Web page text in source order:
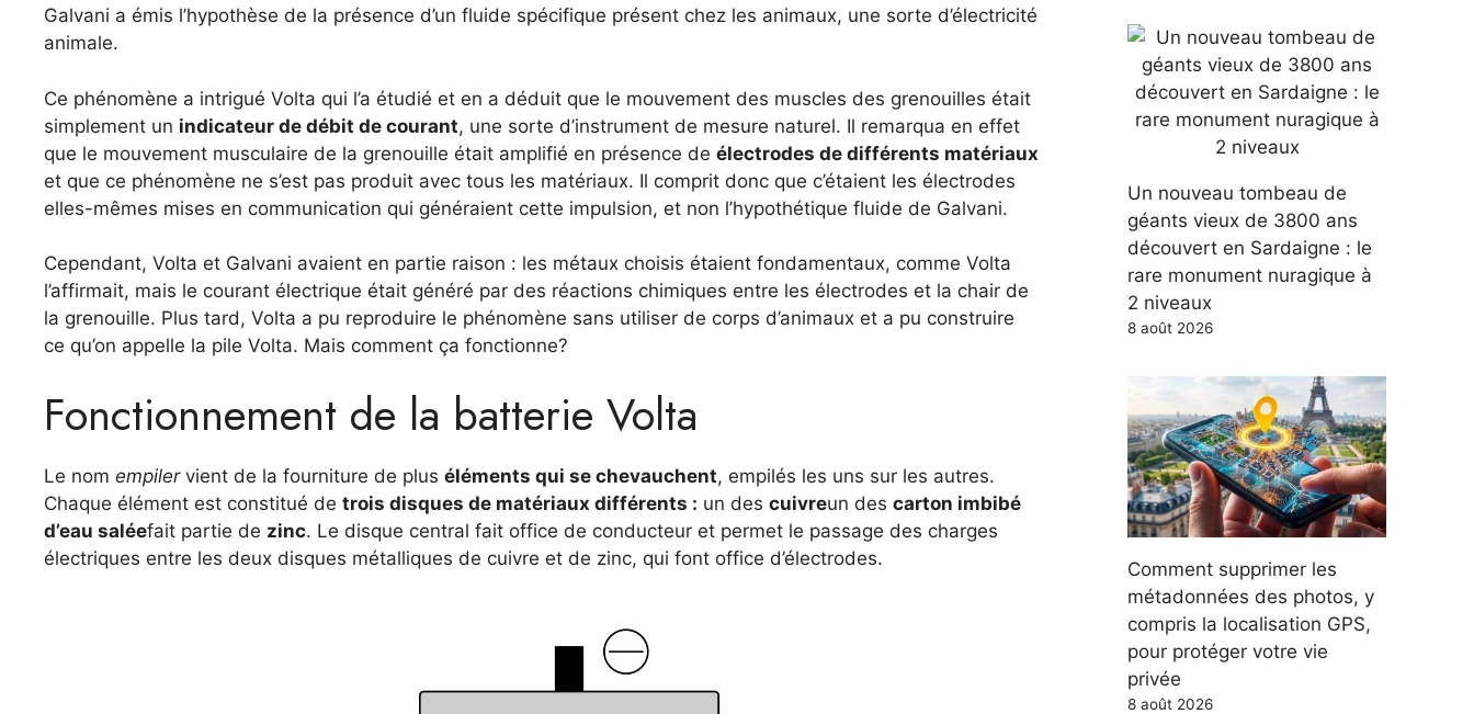
Galvani a émis l’hypothèse de la présence d’un fluide spécifique présent chez les animaux, une sorte d’électricité
animale.
Ce phénomène a intrigué Volta qui l’a étudié et en a déduit que le mouvement des muscles des grenouilles était
simplement un indicateur de débit de courant, une sorte d’instrument de mesure naturel. Il remarqua en effet
que le mouvement musculaire de la grenouille était amplifié en présence de électrodes de différents matériaux
et que ce phénomène ne s’est pas produit avec tous les matériaux. Il comprit donc que c’étaient les électrodes
elles-mêmes mises en communication qui généraient cette impulsion, et non l’hypothétique fluide de Galvani.
Cependant, Volta et Galvani avaient en partie raison : les métaux choisis étaient fondamentaux, comme Volta
l’affirmait, mais le courant électrique était généré par des réactions chimiques entre les électrodes et la chair de
la grenouille. Plus tard, Volta a pu reproduire le phénomène sans utiliser de corps d’animaux et a pu construire
ce qu’on appelle la pile Volta. Mais comment ça fonctionne?
Fonctionnement de la batterie Volta
Le nom empilervient de la fourniture de plus éléments qui se chevauchent, empilés les uns sur les autres.
Chaque élément est constitué de trois disques de matériaux différents : un des cuivreun des carton imbibé
d’eau saléefait partie de zinc. Le disque central fait office de conducteur et permet le passage des charges
électriques entre les deux disques métalliques de cuivre et de zinc, qui font office d’électrodes.
Un nouveau tombeau de
géants vieux de 3800 ans
découvert en Sardaigne : le
rare monument nuragique à
2 niveaux
8 août 2026
Comment supprimer les
métadonnées des photos, y
compris la localisation GPS,
pour protéger votre vie
privée
8 août 2026